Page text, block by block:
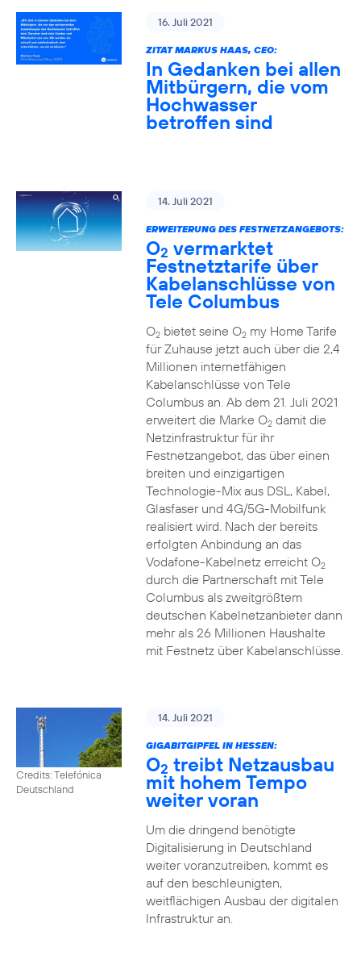
16. Juli 2021
ZITAT MARKUS HAAS, CEO:
In Gedanken bei allen
Mitbürgern, die vom
Hochwasser
betroffen sind
14. Juli 2021
ERWEITERUNG DES FESTNETZANGEBOTS:
O2 vermarktet
Festnetztarife über
Kabelanschlüsse von
Tele Columbus
O2bietet seine O2my Home Tarife
für Zuhause jetzt auch über die 2,4
Millionen internetfähigen
Kabelanschlüsse von Tele
Columbus an. Ab dem 21. Juli 2021
erweitert die Marke O2damit die
Netzinfrastruktur für ihr
Festnetzangebot, das über einen
breiten und einzigartigen
Technologie-Mix aus DSL, Kabel,
Glasfaser und 4G/5G-Mobilfunk
realisiert wird. Nach der bereits
erfolgten Anbindung an das
Vodafone-Kabelnetz erreicht O2
durch die Partnerschaft mit Tele
Columbus als zweitgrößtem
deutschen Kabelnetzanbieter dann
mehr als 26 Millionen Haushalte
mit Festnetz über Kabelanschlüsse.
Credits: Telefónica
Deutschland
14. Juli 2021
GIGABITGIPFEL IN HESSEN:
O2 treibt Netzausbau
mit hohem Tempo
weiter voran
Um die dringend benötigte
Digitalisierung in Deutschland
weiter voranzutreiben, kommt es
auf den beschleunigten,
weitflächigen Ausbau der digitalen
Infrastruktur an.